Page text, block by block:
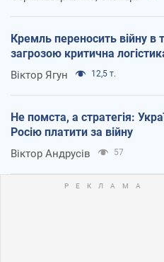
Кремль переносить війну в
загрозою критична
Віктор Ягун 12,5 т.
Не помста, а стратегія:
Росію платити за війну
Віктор Андрусів 57